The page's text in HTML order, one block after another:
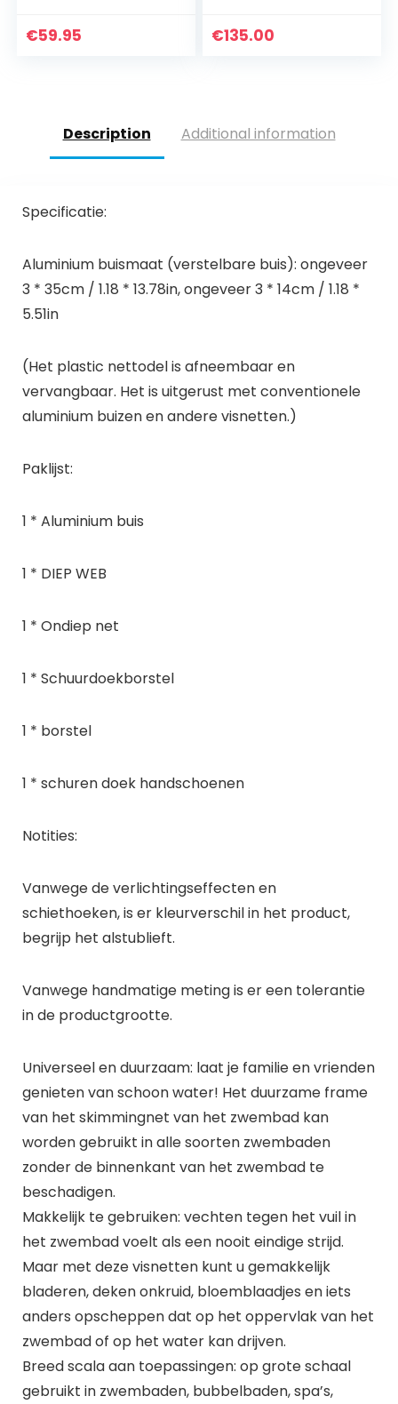
€59.95
Voeding Ultrasone
Tuinieren en Vijver
€135.00
Description Additional information
Specificatie:
Aluminium buismaat (verstelbare buis): ongeveer
3 * 35cm / 1.18 * 13.78in, ongeveer 3 * 14cm / 1.18 *
5.51in
(Het plastic nettodel is afneembaar en
vervangbaar. Het is uitgerust met conventionele
aluminium buizen en andere visnetten.)
Paklijst:
1 * Aluminium buis
1 * DIEP WEB
1 * Ondiep net
1 * Schuurdoekborstel
1 * borstel
1 * schuren doek handschoenen
Notities:
Vanwege de verlichtingseffecten en
schiethoeken, is er kleurverschil in het product,
begrijp het alstublieft.
Vanwege handmatige meting is er een tolerantie
in de productgrootte.
Universeel en duurzaam: laat je familie en vrienden
genieten van schoon water! Het duurzame frame
van het skimmingnet van het zwembad kan
worden gebruikt in alle soorten zwembaden
zonder de binnenkant van het zwembad te
beschadigen.
Makkelijk te gebruiken: vechten tegen het vuil in
het zwembad voelt als een nooit eindige strijd.
Maar met deze visnetten kunt u gemakkelijk
bladeren, deken onkruid, bloemblaadjes en iets
anders opscheppen dat op het oppervlak van het
zwembad of op het water kan drijven.
Breed scala aan toepassingen: op grote schaal
gebruikt in zwembaden, bubbelbaden, spa’s,